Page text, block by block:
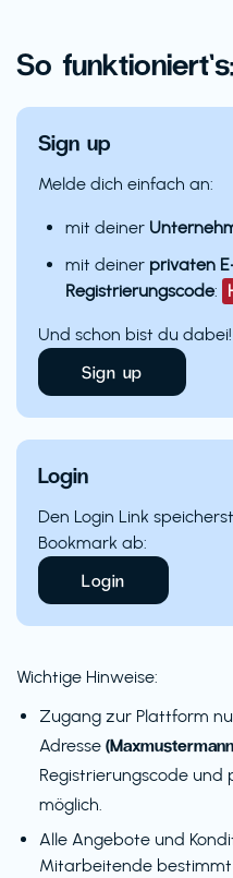
So funktioniert’s:
Sign up
Melde dich einfach an:
mit deiner
mit deiner privaten
Registrierungscode:
Und schon bist du
Sign up
Login
Den Login Link
Bookmark ab:
Login
Wichtige Hinweise:
Zugang zur Plattform
Adresse
Registrierungscode
möglich.
Alle Angebote und
Mitarbeitende